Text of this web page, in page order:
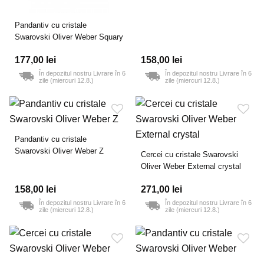
Pandantiv cu cristale
Swarovski Oliver Weber Squary
177,00 lei
În depozitul nostru Livrare în 6
zile (miercuri 12.8.)
158,00 lei
În depozitul nostru Livrare în 6
zile (miercuri 12.8.)
Pandantiv cu cristale
Swarovski Oliver Weber Z
158,00 lei
În depozitul nostru Livrare în 6
zile (miercuri 12.8.)
Cercei cu cristale Swarovski
Oliver Weber External crystal
271,00 lei
În depozitul nostru Livrare în 6
zile (miercuri 12.8.)